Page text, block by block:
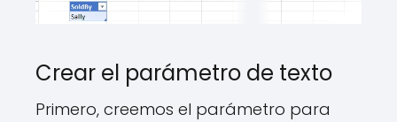
Crear el parámetro de texto
Primero, creemos el parámetro para